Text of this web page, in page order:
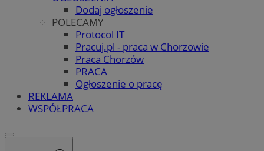
Dodaj ogłoszenie
POLECAMY
Protocol IT
Pracuj.pl - praca w Chorzowie
Praca Chorzów
PRACA
Ogłoszenie o pracę
REKLAMA
WSPÓŁPRACA